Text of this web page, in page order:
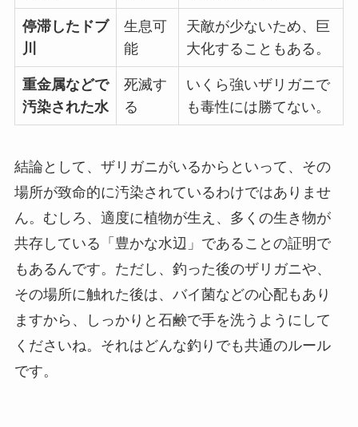
停滞したドブ
川
生息可
能
天敵が少ないため、巨
大化することもある。
重金属などで
汚染された水
死滅す
る
いくら強いザリガニで
も毒性には勝てない。
結論として、ザリガニがいるからといって、その
場所が致命的に汚染されているわけではありませ
ん。むしろ、適度に植物が生え、多くの生き物が
共存している「豊かな水辺」であることの証明で
もあるんです。ただし、釣った後のザリガニや、
その場所に触れた後は、バイ菌などの心配もあり
ますから、しっかりと石鹸で手を洗うようにして
くださいね。それはどんな釣りでも共通のルール
です。